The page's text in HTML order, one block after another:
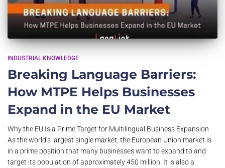
INDUSTRIAL KNOWLEDGE
Breaking Language Barriers:
How MTPE Helps Businesses
Expand in the EU Market
Why the EU Is a Prime Target for Multilingual Business Expansion
As the world’s largest single market, the European Union market is
in a prime position that many businesses want to expand to and
target its population of approximately 450 million. It is also a